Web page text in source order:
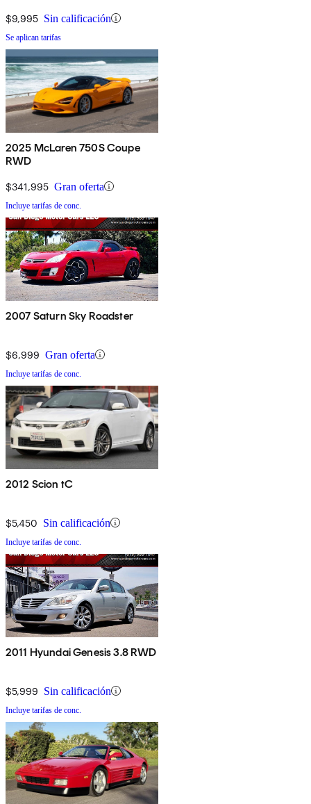
$9,995 Sin calificación
Se aplican tarifas
2025 McLaren 750S Coupe
RWD
$341,995 Gran oferta
Incluye tarifas de conc.
2007 Saturn Sky Roadster
$6,999 Gran oferta
Incluye tarifas de conc.
2012 Scion tC
$5,450 Sin calificación
Incluye tarifas de conc.
2011 Hyundai Genesis 3.8 RWD
$5,999 Sin calificación
Incluye tarifas de conc.